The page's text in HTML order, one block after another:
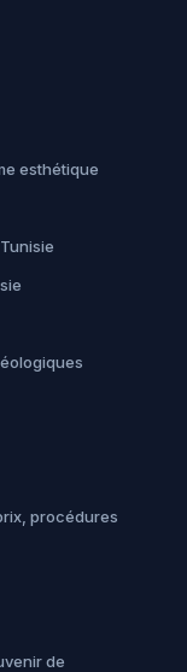
esthétique
procédures
de